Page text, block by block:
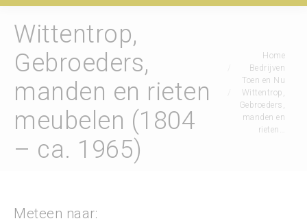
Wittentrop,
Gebroeders,
manden en rieten
meubelen (1804
– ca. 1965)
Je bent hier:Home
Bedrijven
Toen en Nu
Wittentrop,
Gebroeders,
manden en
rieten…
Meteen naar: